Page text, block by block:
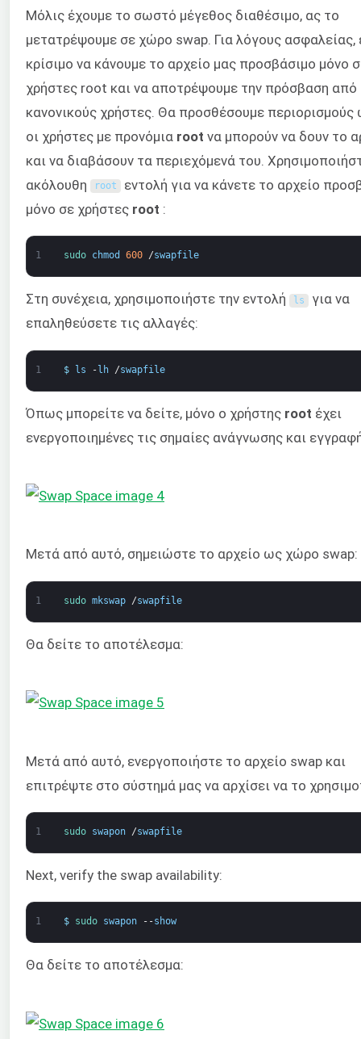
Μόλις έχουμε το σωστό μέγεθος διαθέσιμο, ας το
μετατρέψουμε σε χώρο swap. Για λόγους ασφαλείας,
κρίσιμο να κάνουμε το αρχείο μας προσβάσιμο μόνο
χρήστες root και να αποτρέψουμε την πρόσβαση από
κανονικούς χρήστες. Θα προσθέσουμε περιορισμούς
οι χρήστες με προνόμια root να μπορούν να δουν το
και να διαβάσουν τα περιεχόμενά του.
ακόλουθη
root εντολή για να κάνετε το αρχείο
μόνο σε χρήστες root :
1 sudo chmod 600 /swapfile
Στη συνέχεια, χρησιμοποιήστε την εντολή ls για να
επαληθεύσετε τις αλλαγές:
1 $ ls -lh /swapfile
Όπως μπορείτε να δείτε, μόνο ο χρήστης root έχει
ενεργοποιημένες τις σημαίες ανάγνωσης και
Μετά από αυτό, σημειώστε το αρχείο ως χώρο swap:
1 sudo mkswap /swapfile
Θα δείτε το αποτέλεσμα:
Μετά από αυτό, ενεργοποιήστε το αρχείο swap και
επιτρέψτε στο σύστημά μας να αρχίσει να το
1 sudo swapon /swapfile
Next, verify the swap availability:
1 $ sudo swapon --show
Θα δείτε το αποτέλεσμα: